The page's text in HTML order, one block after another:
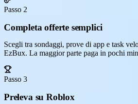
Passo 2
Completa offerte semplici
Scegli tra sondaggi, prove di app e task
EzBux. La maggior parte paga in pochi
Passo 3
Preleva su Roblox